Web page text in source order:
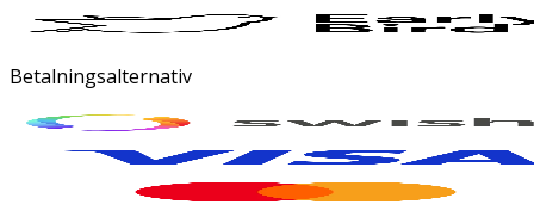
Betalningsalternativ